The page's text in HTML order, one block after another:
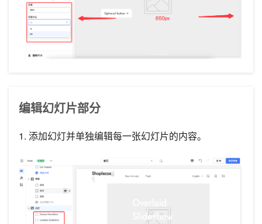
编辑幻灯片部分
1. 添加幻灯并单独编辑每一张幻灯片的内容。